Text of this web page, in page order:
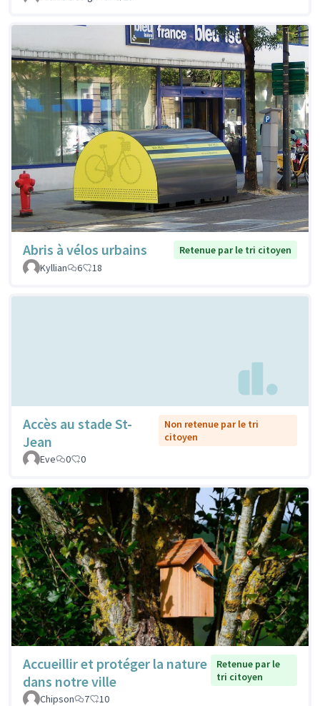
Abris à vélos urbains
Retenue par le tri citoyen
Kyllian
6 18
Accès au stade St-
Jean
Non retenue par le tri
citoyen
Eve
0 0
Accueillir et protéger la nature
dans notre ville
Retenue par le
tri citoyen
Chipson
7 10